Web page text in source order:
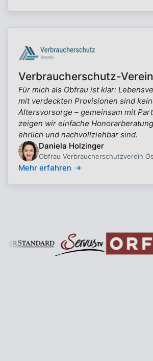
Verbraucherschutz-Verein
Für mich als Obfrau ist klar:
mit verdeckten Provisionen sind
Altersvorsorge – gemeinsam mit
zeigen wir einfache
ehrlich und nachvollziehbar sind.
Daniela Holzinger
Obfrau Verbraucherschutzverein
Mehr erfahren